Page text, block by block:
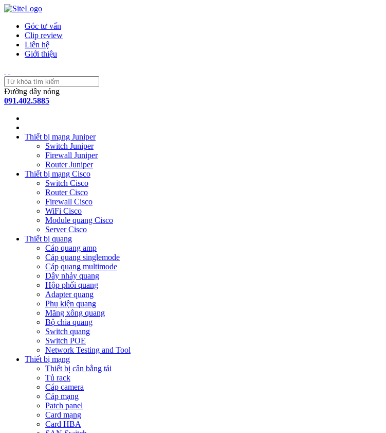
Góc tư vấn
Clip review
Liên hệ
Giới thiệu
Đường dây nóng
091.402.5885
Thiết bị mạng Juniper
Switch Juniper
Firewall Juniper
Router Juniper
Thiết bị mạng Cisco
Switch Cisco
Router Cisco
Firewall Cisco
WiFi Cisco
Module quang Cisco
Server Cisco
Thiết bị quang
Cáp quang amp
Cáp quang singlemode
Cáp quang multimode
Dây nhảy quang
Hộp phối quang
Adapter quang
Phụ kiện quang
Măng xông quang
Bộ chia quang
Switch quang
Switch POE
Network Testing and Tool
Thiết bị mạng
Thiết bị cân bằng tải
Tủ rack
Cáp camera
Cáp mạng
Patch panel
Card mạng
Card HBA